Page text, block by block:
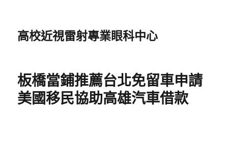
高校近視雷射專業眼科中心
板橋當鋪推薦台北免留車申請
美國移民協助高雄汽車借款